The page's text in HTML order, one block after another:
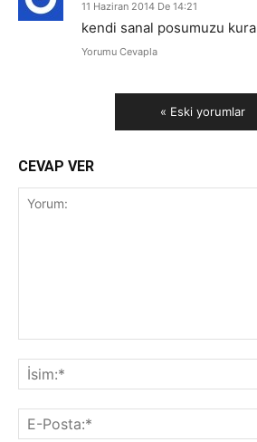
11 Haziran 2014 De 14:21
kendi sanal posumuzu
Yorumu Cevapla
« Eski yorumlar
CEVAP VER